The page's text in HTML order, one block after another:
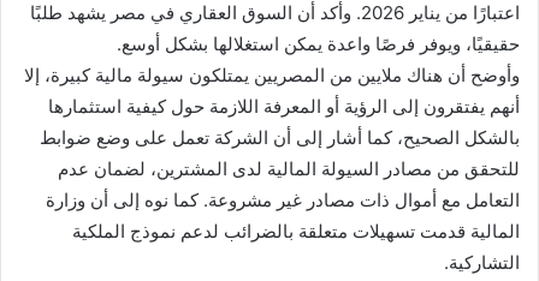
اعتبارًا من يناير 2026. وأكد أن السوق العقاري في مصر يشهد طلبًا
حقيقيًا، ويوفر فرصًا واعدة يمكن استغلالها بشكل أوسع.
وأوضح أن هناك ملايين من المصريين يمتلكون سيولة مالية كبيرة، إلا
أنهم يفتقرون إلى الرؤية أو المعرفة اللازمة حول كيفية استثمارها
بالشكل الصحيح، كما أشار إلى أن الشركة تعمل على وضع ضوابط
للتحقق من مصادر السيولة المالية لدى المشترين، لضمان عدم
التعامل مع أموال ذات مصادر غير مشروعة. كما نوه إلى أن وزارة
المالية قدمت تسهيلات متعلقة بالضرائب لدعم نموذج الملكية
التشاركية.